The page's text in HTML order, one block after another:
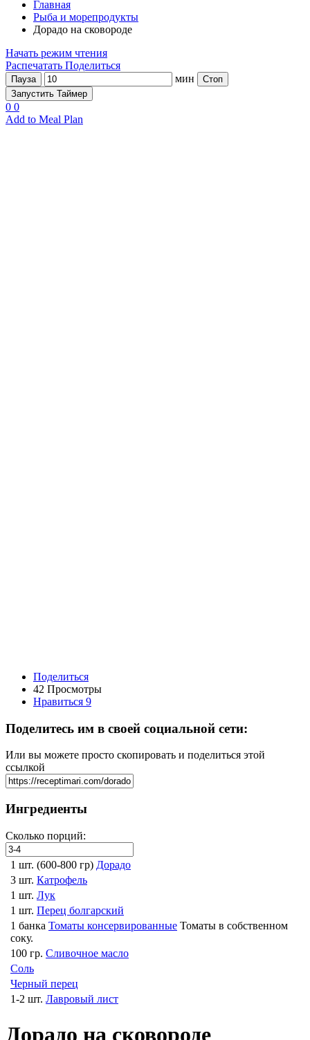
Главная
Рыба и морепродукты
Дорадо на сковороде
Начать режим чтения
Распечатать Поделиться
Пауза мин
Стоп
Запустить Таймер
0 0
Add to Meal Plan
Поделиться
42 Просмотры
Нравиться 9
Поделитесь им в своей социальной сети:
Или вы можете просто скопировать и поделиться этой
ссылкой
Ингредиенты
Сколько порций:
1 шт. (600-800 гр) Дорадо
3 шт. Катрофель
1 шт. Лук
1 шт. Перец болгарский
1 банка Томаты консервированные Томаты в собственном
соку.
100 гр. Сливочное масло
Соль
Черный перец
1-2 шт. Лавровый лист
Дорадо на сковороде